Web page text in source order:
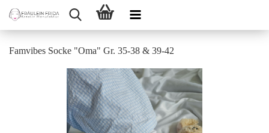
Famvibes Socke "Oma" Gr. 35-38 & 39-42